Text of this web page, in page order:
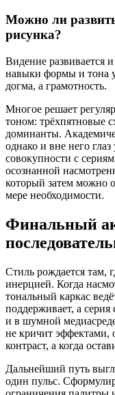
Можно ли развить
рисунка?
Видение развивается
навыки формы и тона
догма, а грамотность.
Многое решает
тоном: трёхпятновые
доминанты.
однако и вне него
совокупности с
осознанной
который затем можно
мере необходимости.
Финальный
Стиль рождается там,
инерцией. Когда
тональный каркас
поддерживает, а
и в шумной
не кричит эффектами,
контраст, а когда
Дальнейший путь
один пульс.